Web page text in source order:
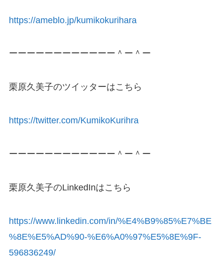
https://ameblo.jp/kumikokurihara
ーーーーーーーーーーーー＾ー＾ー
栗原久美子のツイッターはこちら
https://twitter.com/KumikoKurihra
ーーーーーーーーーーーー＾ー＾ー
栗原久美子のLinkedInはこちら
https://www.linkedin.com/in/%E4%B9%85%E7%BE
%8E%E5%AD%90-%E6%A0%97%E5%8E%9F-
596836249/